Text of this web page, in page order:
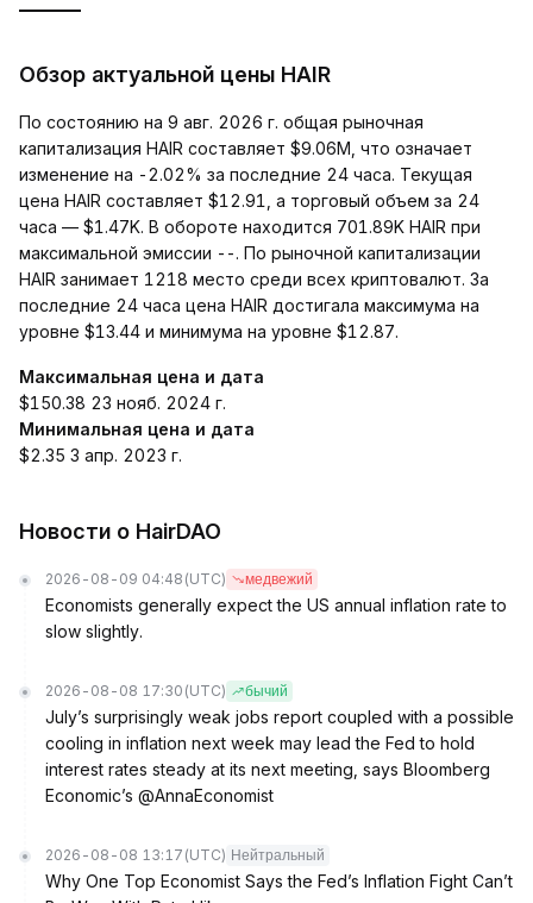
Обзор актуальной цены HAIR
По состоянию на 9 авг. 2026 г. общая рыночная
капитализация HAIR составляет $9.06M, что означает
изменение на -2.02% за последние 24 часа. Текущая
цена HAIR составляет $12.91, а торговый объем за 24
часа — $1.47K. В обороте находится 701.89K HAIR при
максимальной эмиссии --. По рыночной капитализации
HAIR занимает 1218 место среди всех криптовалют. За
последние 24 часа цена HAIR достигала максимума на
уровне $13.44 и минимума на уровне $12.87.
Максимальная цена и дата
$150.38 23 нояб. 2024 г.
Минимальная цена и дата
$2.35 3 апр. 2023 г.
Новости о HairDAO
2026-08-09 04:48 (UTC) медвежий
Economists generally expect the US annual inflation rate to
slow slightly.
2026-08-08 17:30 (UTC) бычий
July’s surprisingly weak jobs report coupled with a possible
cooling in inflation next week may lead the Fed to hold
interest rates steady at its next meeting, says Bloomberg
Economic’s @AnnaEconomist
2026-08-08 13:17 (UTC) Нейтральный
Why One Top Economist Says the Fed’s Inflation Fight Can’t